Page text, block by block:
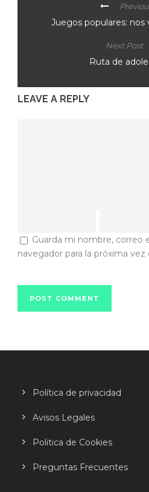
Juegos populares: nos
Next Post
Ruta de
LEAVE A REPLY
Guarda mi nombre, correo
navegador para la próxima
Política de privacidad
Avisos Legales
Politica de Cookies
Preguntas Frecuentes